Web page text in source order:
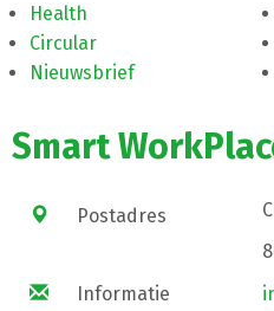
Health
Circular
Nieuwsbrief
Smart
Postadres
Informatie